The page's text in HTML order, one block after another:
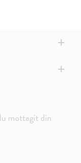
+
+
mottagit din